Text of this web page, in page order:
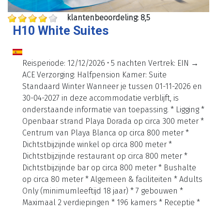
klantenbeoordeling: 8,5
H10 White Suites
Reisperiode: 12/12/2026 • 5 nachten Vertrek: EIN →
ACE Verzorging: Halfpension Kamer: Suite
Standaard Winter Wanneer je tussen 01-11-2026 en
30-04-2027 in deze accommodatie verblijft, is
onderstaande informatie van toepassing. * Ligging *
Openbaar strand Playa Dorada op circa 300 meter *
Centrum van Playa Blanca op circa 800 meter *
Dichtstbijzijnde winkel op circa 800 meter *
Dichtstbijzijnde restaurant op circa 800 meter *
Dichtstbijzijnde bar op circa 800 meter * Bushalte
op circa 80 meter * Algemeen & faciliteiten * Adults
Only (minimumleeftijd 18 jaar) * 7 gebouwen *
Maximaal 2 verdiepingen * 196 kamers * Receptie *